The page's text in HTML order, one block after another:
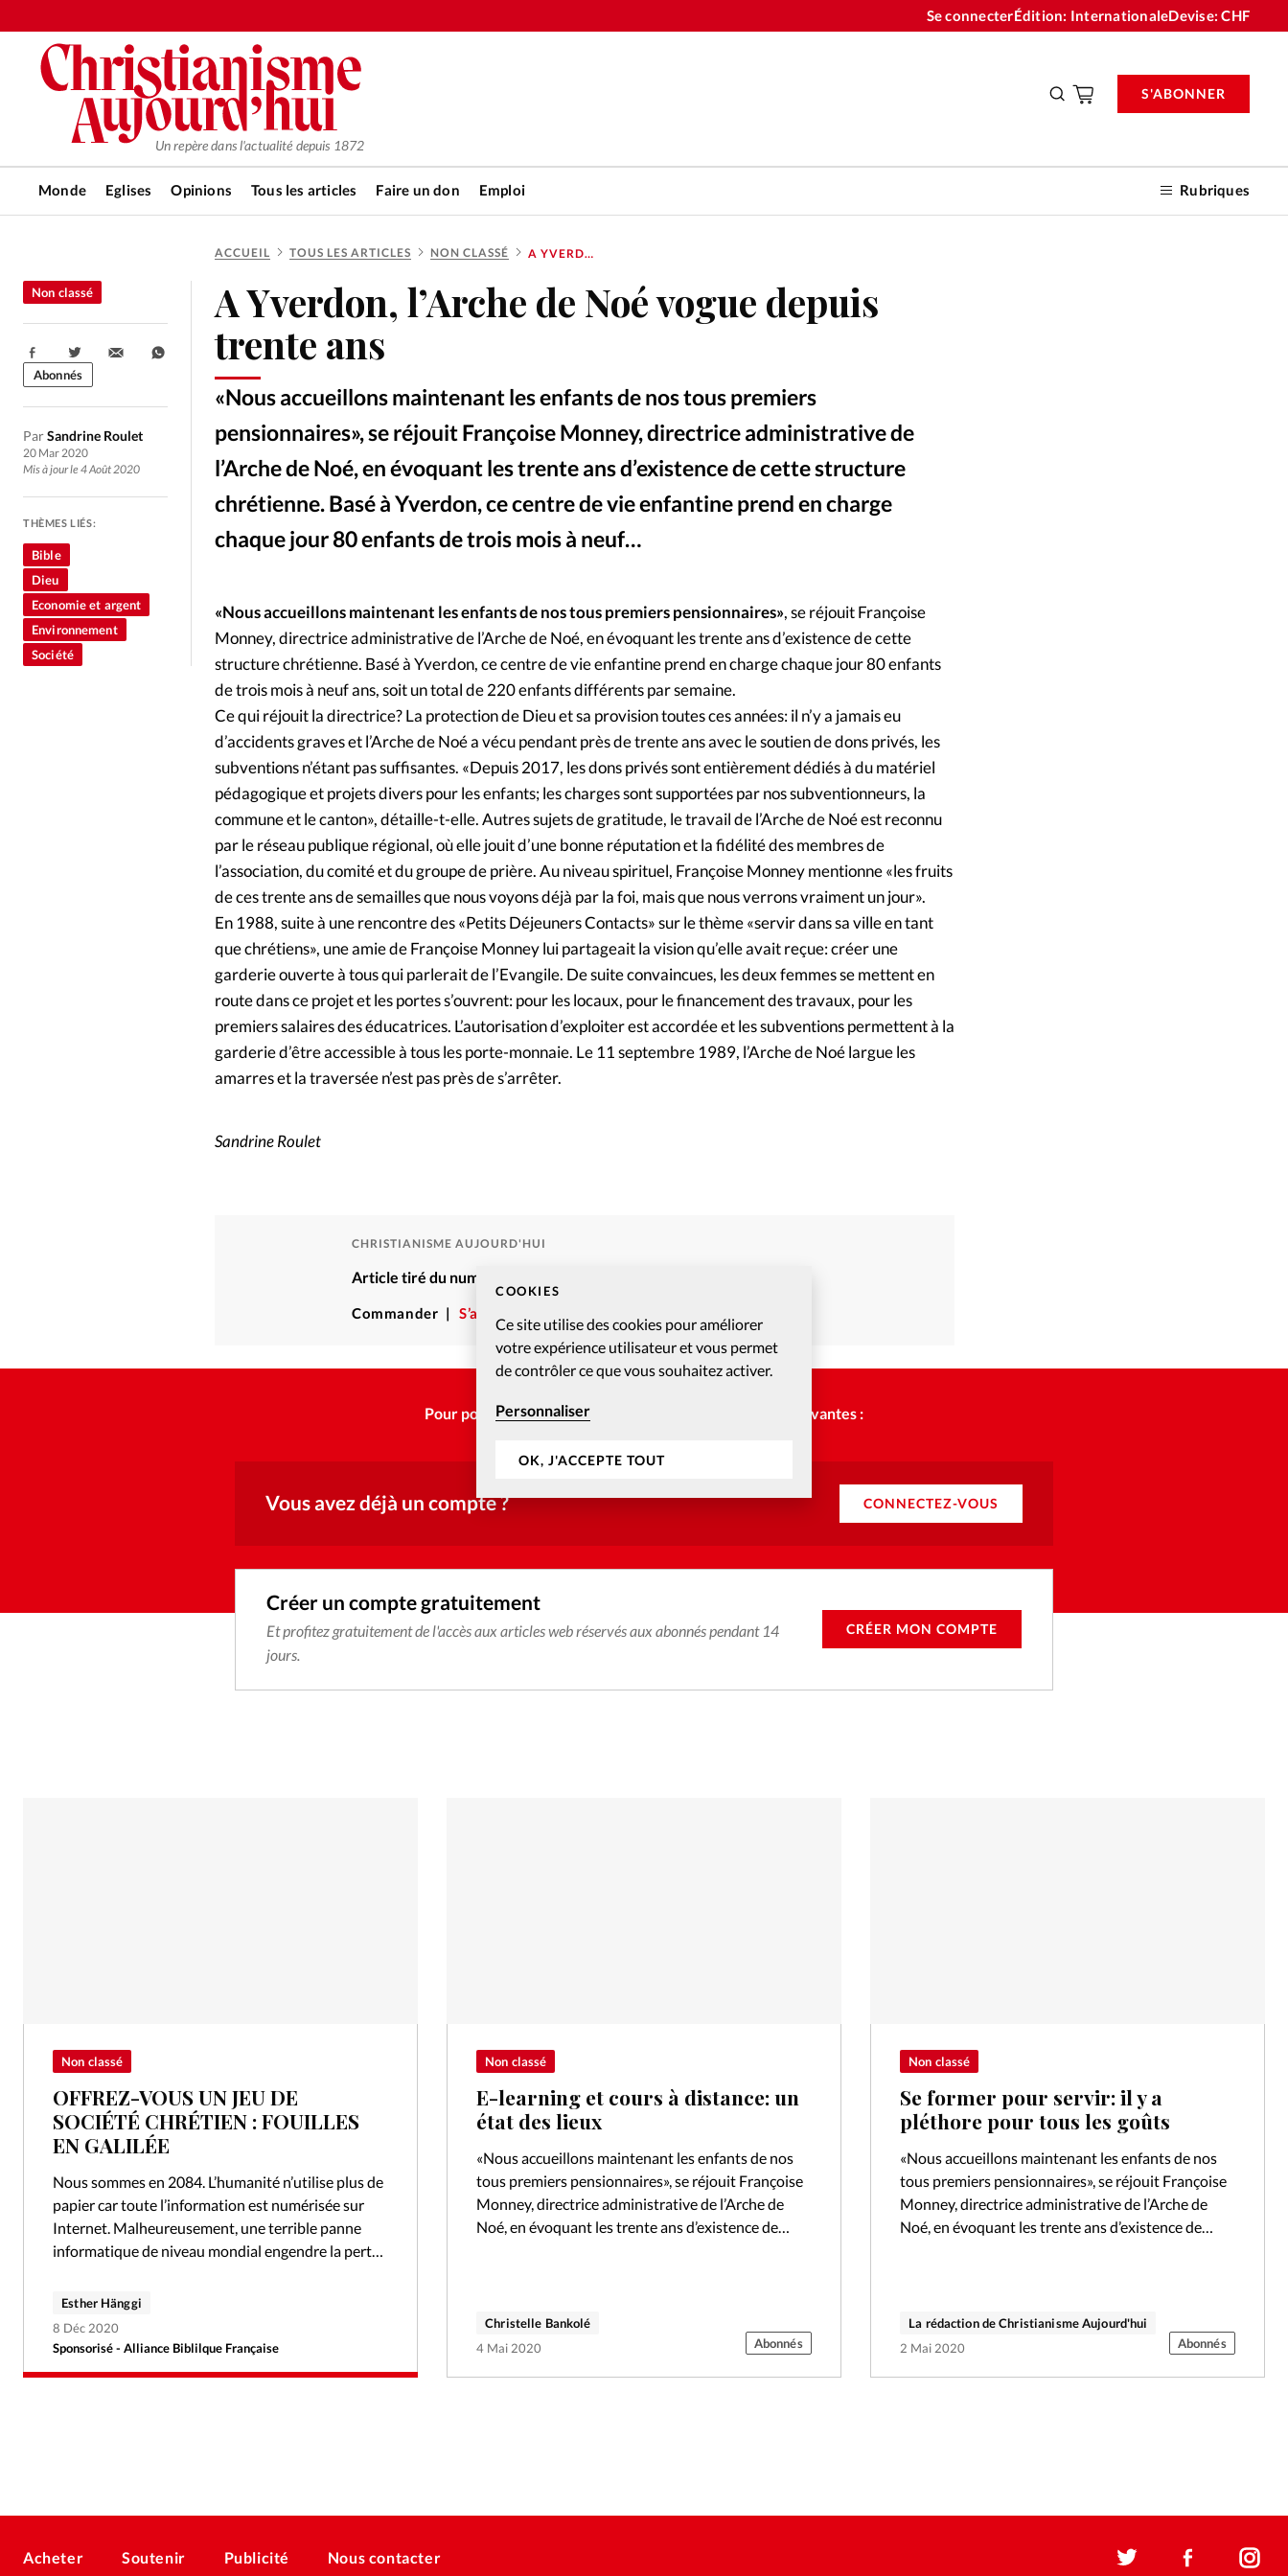
COOKIES
Ce site utilise des cookies pour améliorer
votre expérience utilisateur et vous permet
de contrôler ce que vous souhaitez activer.
Personnaliser
OK, J'ACCEPTE TOUT
Se connecterÉdition: InternationaleDevise:CHF
Un repère dans l'actualité depuis 1872
Monde Eglises Opinions Tous les articles Faire un don Emploi Rubriques
S'ABONNER
RUBRIQUES
Tous les articles
Actualité chrétienne
Actualité internationale
Culture
Dossier Eglises
Foi
Génération réveil
Monde
Opinions
Publireportage
Relations Aujourd'hui
Société
Tour du monde des Eglises
Trait d'Ixène
Vécu Vie Intérieure
Les abonnements
La boutique
À propos
Changemement d'adresse
Emploi
ACCUEIL TOUS LES ARTICLES NON CLASSÉ A YVERDON, L’ARCHE DE NOÉ VOGUE DEPUIS TRENTE ANS
A Yverdon, l’Arche de Noé vogue depuis
trente ans
«Nous accueillons maintenant les enfants de nos tous premiers
pensionnaires», se réjouit Françoise Monney, directrice administrative de
l’Arche de Noé, en évoquant les trente ans d’existence de cette structure
chrétienne. Basé à Yverdon, ce centre de vie enfantine prend en charge
chaque jour 80 enfants de trois mois à neuf…
Non classé
ParSandrine Roulet
20 Mar 2020
Mis à jour le 4 Août 2020
Partager:
Abonnés
THÈMES LIÉS:
Bible
Dieu
Economie et argent
Environnement
Société
«Nous accueillons maintenant les enfants de nos tous premiers pensionnaires», se réjouit Françoise
Monney, directrice administrative de l’Arche de Noé, en évoquant les trente ans d’existence de cette
structure chrétienne. Basé à Yverdon, ce centre de vie enfantine prend en charge chaque jour 80 enfants
de trois mois à neuf ans, soit un total de 220 enfants différents par semaine.
Ce qui réjouit la directrice? La protection de Dieu et sa provision toutes ces années: il n’y a jamais eu
d’accidents graves et l’Arche de Noé a vécu pendant près de trente ans avec le soutien de dons privés, les
subventions n’étant pas suffisantes. «Depuis 2017, les dons privés sont entièrement dédiés à du matériel
pédagogique et projets divers pour les enfants; les charges sont supportées par nos subventionneurs, la
commune et le canton», détaille-t-elle. Autres sujets de gratitude, le travail de l’Arche de Noé est reconnu
par le réseau publique régional, où elle jouit d’une bonne réputation et la fidélité des membres de
l’association, du comité et du groupe de prière. Au niveau spirituel, Françoise Monney mentionne «les fruits
de ces trente ans de semailles que nous voyons déjà par la foi, mais que nous verrons vraiment un jour».
En 1988, suite à une rencontre des «Petits Déjeuners Contacts» sur le thème «servir dans sa ville en tant
que chrétiens», une amie de Françoise Monney lui partageait la vision qu’elle avait reçue: créer une
garderie ouverte à tous qui parlerait de l’Evangile. De suite convaincues, les deux femmes se mettent en
route dans ce projet et les portes s’ouvrent: pour les locaux, pour le financement des travaux, pour les
premiers salaires des éducatrices. L’autorisation d’exploiter est accordée et les subventions permettent à la
garderie d’être accessible à tous les porte-monnaie. Le 11 septembre 1989, l’Arche de Noé largue les
amarres et la traversée n’est pas près de s’arrêter.
Sandrine Roulet
CHRISTIANISME AUJOURD'HUI
Article tiré du numéro Christianisme Aujourd’hui mars 2020
Commander S’abonner
Pour poursuivre la lecture, choisissez une des options suivantes :
Vous avez déjà un compte ? CONNECTEZ-VOUS
Créer un compte gratuitement
Et profitez gratuitement de l'accès aux articles web réservés aux abonnés pendant 14
jours.
CRÉER MON COMPTE
Non classé
OFFREZ-VOUS UN JEU DE
SOCIÉTÉ CHRÉTIEN : FOUILLES
EN GALILÉE
Nous sommes en 2084. L’humanité n’utilise plus de
papier car toute l’information est numérisée sur
Internet. Malheureusement, une terrible panne
informatique de niveau mondial engendre la perte
Sponsorisé - Alliance Biblilque Française
Esther Hänggi
8 Déc 2020
Non classé
E-learning et cours à distance: un
état des lieux
«Nous accueillons maintenant les enfants de nos
tous premiers pensionnaires», se réjouit Françoise
Monney, directrice administrative de l’Arche de
Noé, en évoquant les trente ans d’existence de
Christelle Bankolé
4 Mai 2020
Abonnés
Non classé
Se former pour servir: il y a
pléthore pour tous les goûts
«Nous accueillons maintenant les enfants de nos
tous premiers pensionnaires», se réjouit Françoise
Monney, directrice administrative de l’Arche de
Noé, en évoquant les trente ans d’existence de
La rédaction de Christianisme Aujourd'hui
2 Mai 2020
Abonnés
Acheter Soutenir Publicité Nous contacter